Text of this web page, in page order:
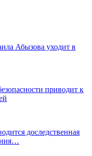
Абызова уходит в
приводит к
доследственная